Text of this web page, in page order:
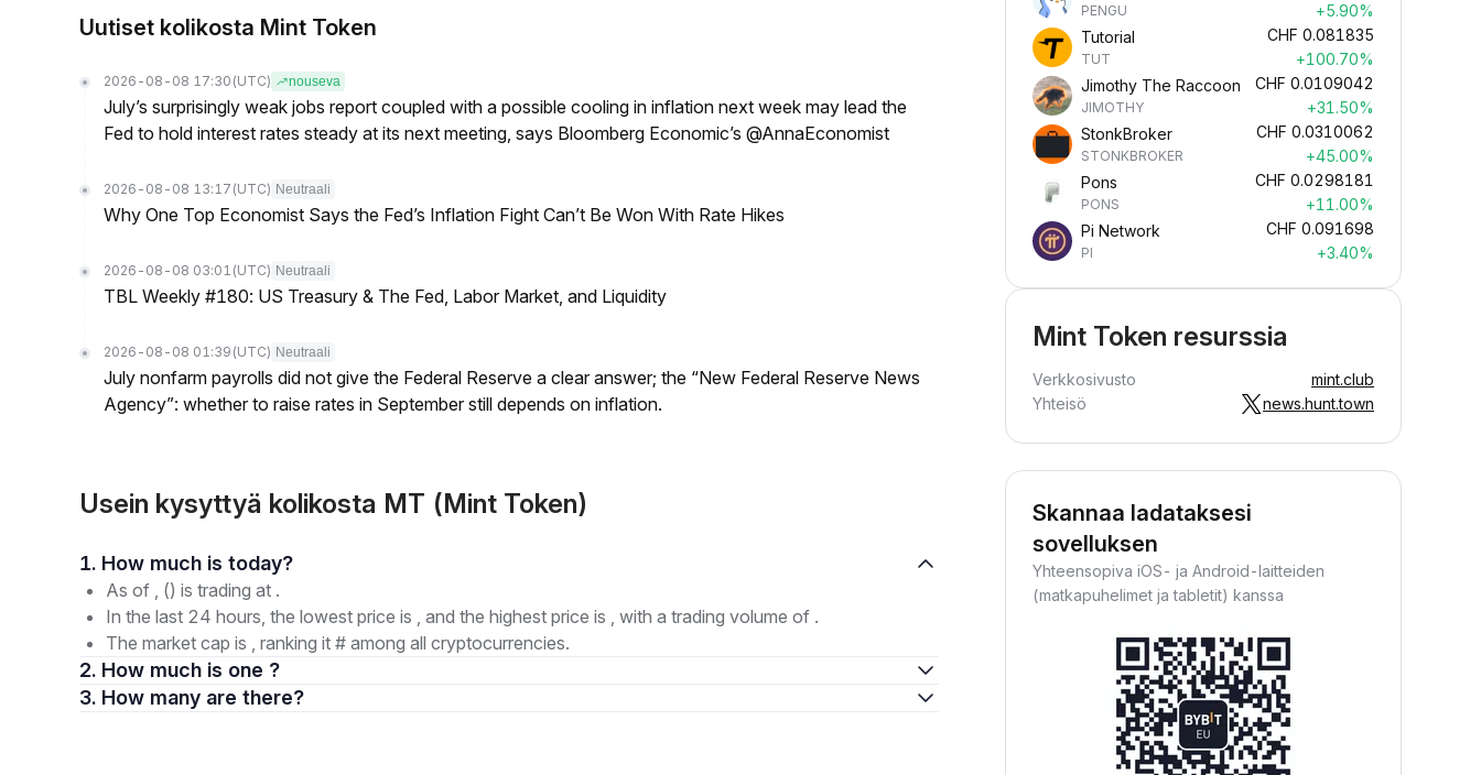
Uutiset kolikosta Mint Token
2026-08-08 17:30 (UTC) nouseva
July’s surprisingly weak jobs report coupled with a possible cooling in inflation next week may lead the
Fed to hold interest rates steady at its next meeting, says Bloomberg Economic’s @AnnaEconomist
2026-08-08 13:17 (UTC) Neutraali
Why One Top Economist Says the Fed’s Inflation Fight Can’t Be Won With Rate Hikes
2026-08-08 03:01 (UTC) Neutraali
TBL Weekly #180: US Treasury & The Fed, Labor Market, and Liquidity
2026-08-08 01:39 (UTC) Neutraali
July nonfarm payrolls did not give the Federal Reserve a clear answer; the “New Federal Reserve News
Agency”: whether to raise rates in September still depends on inflation.
Usein kysyttyä kolikosta MT (Mint Token)
1. How much is today?
As of , () is trading at .
In the last 24 hours, the lowest price is , and the highest price is , with a trading volume of .
The market cap is , ranking it # among all cryptocurrencies.
2. How much is one ?
3. How many are there?
PENGU
+5.90%
Tutorial
TUT
CHF 0.081835
+100.70%
Jimothy The Raccoon
JIMOTHY
CHF 0.0109042
+31.50%
StonkBroker
STONKBROKER
CHF 0.0310062
+45.00%
Pons
PONS
CHF 0.0298181
+11.00%
Pi Network
PI
CHF 0.091698
+3.40%
Mint Token resurssia
Verkkosivusto
mint.club
Yhteisö
news.hunt.town
Skannaa ladataksesi
sovelluksen
Yhteensopiva iOS- ja Android-laitteiden
(matkapuhelimet ja tabletit) kanssa